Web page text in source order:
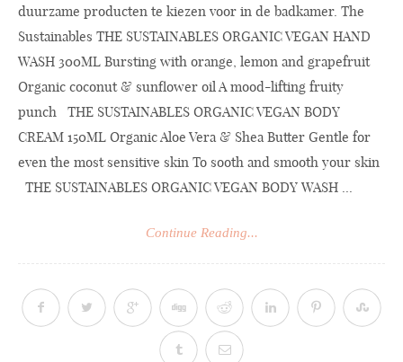
duurzame producten te kiezen voor in de badkamer. The
Sustainables THE SUSTAINABLES ORGANIC VEGAN HAND
WASH 300ML Bursting with orange, lemon and grapefruit
Organic coconut & sunflower oil A mood-lifting fruity
punch THE SUSTAINABLES ORGANIC VEGAN BODY
CREAM 150ML Organic Aloe Vera & Shea Butter Gentle for
even the most sensitive skin To sooth and smooth your skin
THE SUSTAINABLES ORGANIC VEGAN BODY WASH ...
Continue Reading...